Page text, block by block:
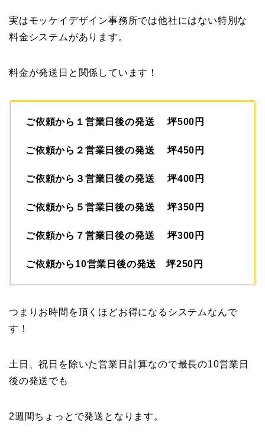
実はモッケイデザイン事務所では他社にはない特別な
料金システムがあります。
料金が発送日と関係しています！
ご依頼から１営業日後の発送 坪500円
ご依頼から２営業日後の発送 坪450円
ご依頼から３営業日後の発送 坪400円
ご依頼から５営業日後の発送 坪350円
ご依頼から７営業日後の発送 坪300円
ご依頼から10営業日後の発送 坪250円
つまりお時間を頂くほどお得になるシステムなんで
す！
土日、祝日を除いた営業日計算なので最長の10営業日
後の発送でも
2週間ちょっとで発送となります。